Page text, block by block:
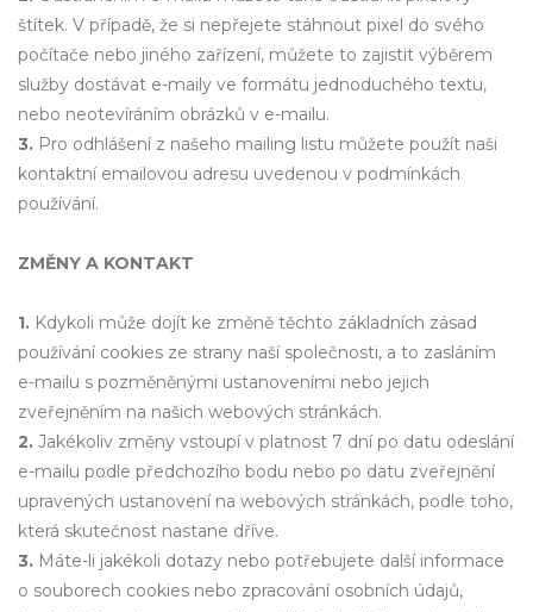
štítek. V případě, že si nepřejete stáhnout pixel do svého
počítače nebo jiného zařízení, můžete to zajistit výběrem
služby dostávat e-maily ve formátu jednoduchého textu,
nebo neotevíráním obrázků v e-mailu.
3. Pro odhlášení z našeho mailing listu můžete použít naši
kontaktní emailovou adresu uvedenou v podmínkách
používání.
ZMĚNY A KONTAKT
1. Kdykoli může dojít ke změně těchto základních zásad
používání cookies ze strany naší společnosti, a to zasláním
e-mailu s pozměněnými ustanoveními nebo jejich
zveřejněním na našich webových stránkách.
2. Jakékoliv změny vstoupí v platnost 7 dní po datu odeslání
e-mailu podle předchozího bodu nebo po datu zveřejnění
upravených ustanovení na webových stránkách, podle toho,
která skutečnost nastane dříve.
3. Máte-li jakékoli dotazy nebo potřebujete další informace
o souborech cookies nebo zpracování osobních údajů,